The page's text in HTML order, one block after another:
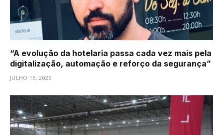
“A evolução da hotelaria passa cada vez mais pela
digitalização, automação e reforço da segurança”
JULHO 15, 2026